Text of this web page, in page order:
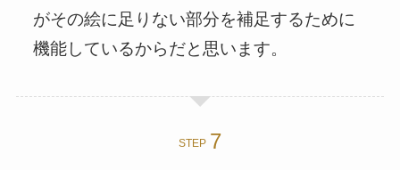
がその絵に足りない部分を補足するために
機能しているからだと思います。
STEP